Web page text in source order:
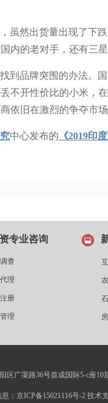
虽然出货量出现了下
内的老对手，还有三
到品牌突围的办法。
不开性价比的小米，
依旧在激烈的争夺市
中心发布的 《2019印
专业咨询
查
理
册
理
区广渠路36号首成国际5-c座10
：京ICP备15021116号-2 技术